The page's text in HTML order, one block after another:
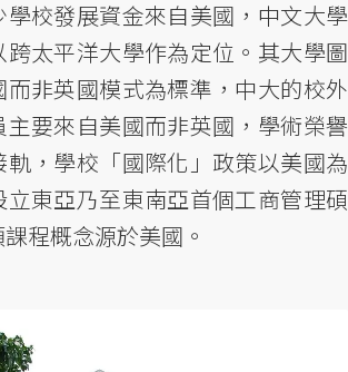
校發展資金來自美國，中文大學
跨太平洋大學作為定位。其大學圖
非英國模式為標準，中大的校外
要來自美國而非英國，學術榮譽
，學校「國際化」政策以美國為
東亞乃至東南亞首個工商管理碩
程概念源於美國。